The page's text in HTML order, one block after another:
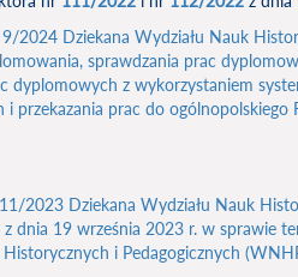
2024 Dziekana Wydziału Nauk
sprawdzania prac
dyplomowych z wykorzystaniem
i przekazania prac do
2023 Dziekana Wydziału Nauk
z dnia 19 września 2023 r. w sprawie
i Pedagogicznych